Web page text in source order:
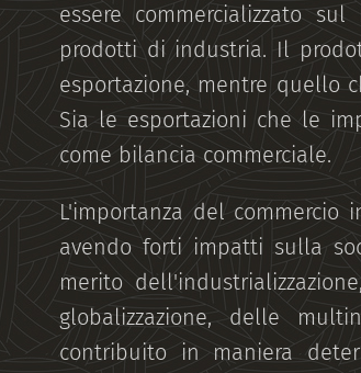
essere commercializzato
prodotti di industria. Il
esportazione, mentre quello
Sia le esportazioni che le
come bilancia commerciale.
L'importanza del
avendo forti impatti sulla
merito
globalizzazione, delle
contribuito in maniera